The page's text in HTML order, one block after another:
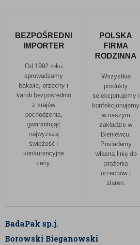
BEZPOŚREDNI
IMPORTER
Od 1992 roku
sprowadzamy
bakalie, orzechy i
karob bezpośrednio
z krajów
pochodzenia,
gwarantując
najwyższą
świeżość i
konkurencyjne
ceny.
POLSKA
FIRMA
RODZINNA
Wszystkie
produkty
selekcjonujemy i
konfekcjonujemy
w naszym
zakładzie w
Bieniewcu.
Posiadamy
własną linię do
prażenia
orzechów i
ziaren.
BadaPak sp.j.
Borowski Bieganowski